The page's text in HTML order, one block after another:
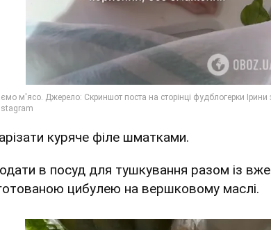
куряче філе шматками.
в посуд для тушкування разом із вже
цибулею на вершковому маслі.